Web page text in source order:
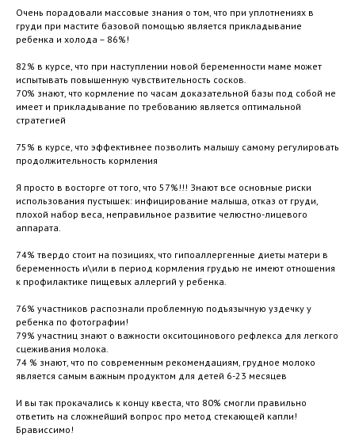
Очень порадовали массовые знания о том, что при уплотнениях в
груди при мастите базовой помощью является прикладывание
ребенка и холода – 86%!
82% в курсе, что при наступлении новой беременности маме может
испытывать повышенную чувствительность сосков.
70% знают, что кормление по часам доказательной базы под собой не
имеет и прикладывание по требованию является оптимальной
стратегией
75% в курсе, что эффективнее позволить малышу самому регулировать
продолжительность кормления
Я просто в восторге от того, что 57%!!! Знают все основные риски
использования пустышек: инфицирование малыша, отказ от груди,
плохой набор веса, неправильное развитие челюстно-лицевого
аппарата.
74% твердо стоит на позициях, что гипоаллергенные диеты матери в
беременность и\или в период кормления грудью не имеют отношения
к профилактике пищевых аллергий у ребенка.
76% участников распознали проблемную подъязычную уздечку у
ребенка по фотографии!
79% участниц знают о важности окситоцинового рефлекса для легкого
сцеживания молока.
74 % знают, что по современным рекомендациям, грудное молоко
является самым важным продуктом для детей 6-23 месяцев
И вы так прокачались к концу квеста, что 80% смогли правильно
ответить на сложнейший вопрос про метод стекающей капли!
Брависсимо!